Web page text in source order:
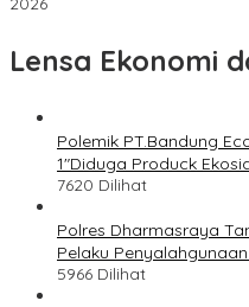
Lensa Ekonomi
Polemik PT.Bandung
1″Diduga Produck
7620 Dilihat
Polres Dharmasraya
Pelaku
5966 Dilihat